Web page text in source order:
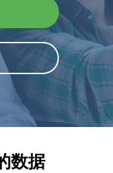
数据